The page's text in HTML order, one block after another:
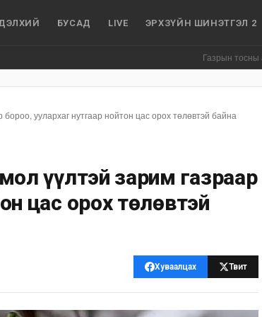
БУСАД LIVE ЭРХЗҮЙН ШИНЭТГЭЛ 2
Газрын тосны
уулархаг нутгаар нойтон цас орох төлөвтэй байна
үүлтэй зарим газраар
цас орох төлөвтэй
Хуваалцах Твит